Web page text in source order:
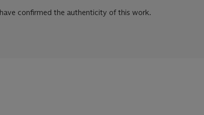
confirmed the authenticity of this work.